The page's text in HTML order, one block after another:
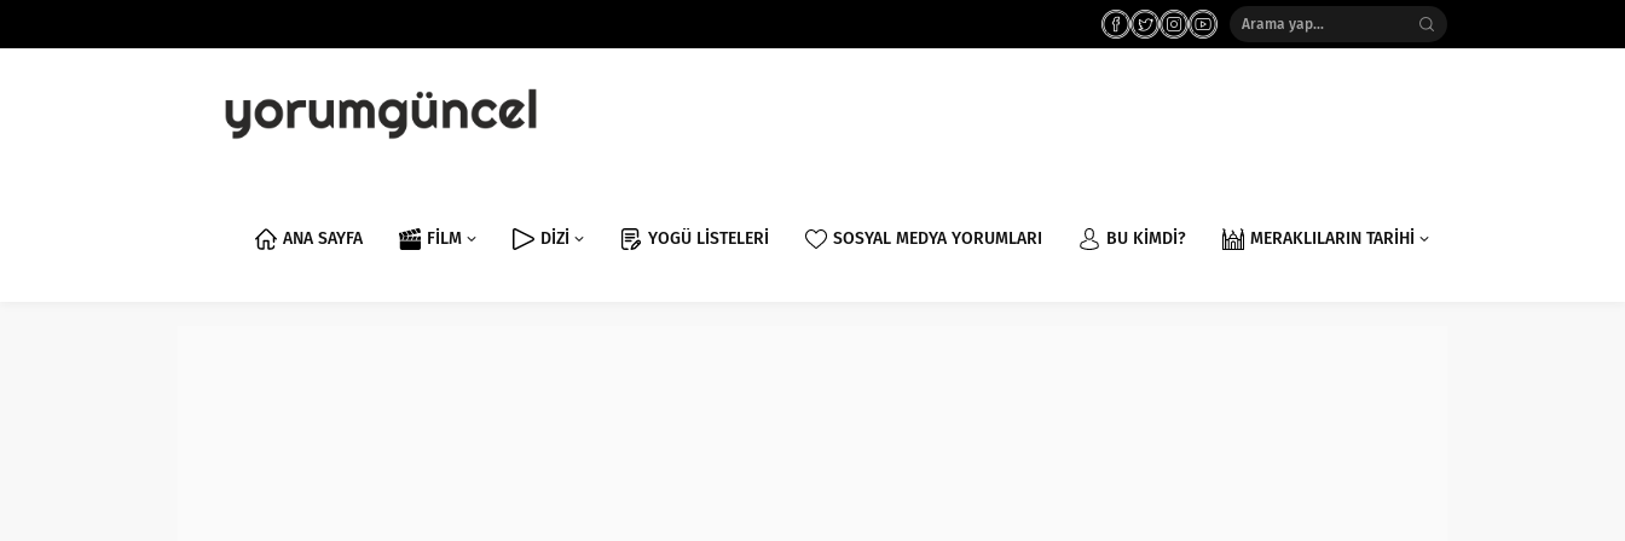
ANA SAYFA FİLM DİZİ YOGÜ LİSTELERİ SOSYAL MEDYA YORUMLARI BU KİMDİ? MERAKLILARIN TARİHİ